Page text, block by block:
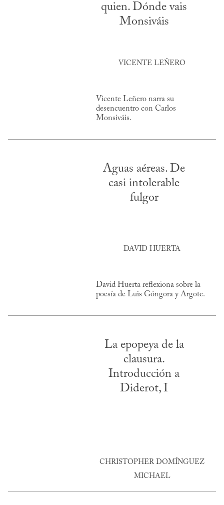
quien. Dónde vais
Monsiváis
VICENTE LEÑERO
Vicente Leñero narra su
desencuentro con Carlos
Monsiváis.
Aguas aéreas. De
casi intolerable
fulgor
DAVID HUERTA
David Huerta reflexiona sobre la
poesía de Luis Góngora y Argote.
La epopeya de la
clausura.
Introducción a
Diderot, I
CHRISTOPHER DOMÍNGUEZ
MICHAEL